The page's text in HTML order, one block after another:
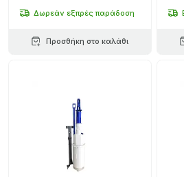
Δωρεάν εξπρές παράδοση
Προσθήκη στο καλάθι